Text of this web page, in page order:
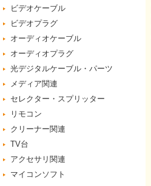
ビデオケーブル
ビデオプラグ
オーディオケーブル
オーディオプラグ
光デジタルケーブル・パーツ
メディア関連
セレクター・スプリッター
リモコン
クリーナー関連
TV台
アクセサリ関連
マイコンソフト